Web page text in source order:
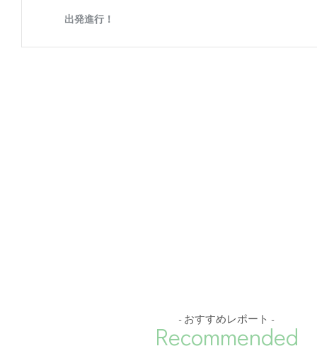
- おすすめレポート -
Recommended